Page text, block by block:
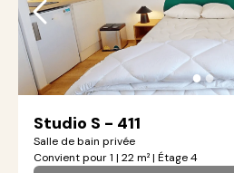
●●
Studio S - 411
Salle de bain privée
Convient pour 1 | 22 m² | Étage 4